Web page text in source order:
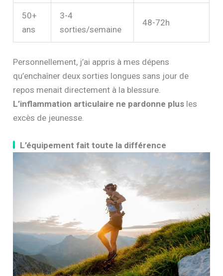
50+
ans
3-4
sorties/semaine
48-72h
Personnellement, j’ai appris à mes dépens
qu’enchaîner deux sorties longues sans jour de
repos menait directement à la blessure.
L’inflammation articulaire ne pardonne plus les
excès de jeunesse.
L’équipement fait toute la différence